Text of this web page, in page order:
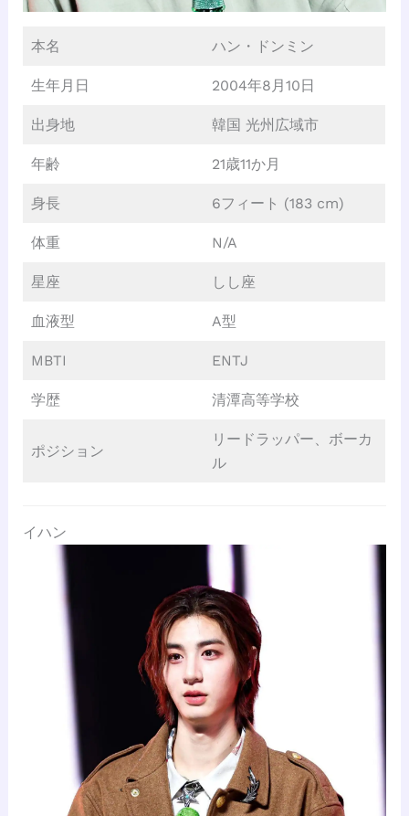
本名 ハン・ドンミン
生年月日 2004年8月10日
出身地 韓国 光州広域市
年齢 21歳11か月
身長 6フィート (183 cm)
体重 N/A
星座 しし座
血液型 A型
MBTI ENTJ
学歴 清潭高等学校
ポジション
リードラッパー、ボーカ
ル
イハン